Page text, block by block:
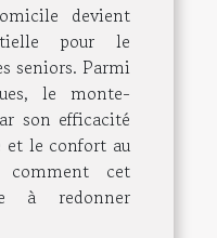
devient
pour le
seniors. Parmi
le monte-
son efficacité
et le confort au
comment cet
à redonner